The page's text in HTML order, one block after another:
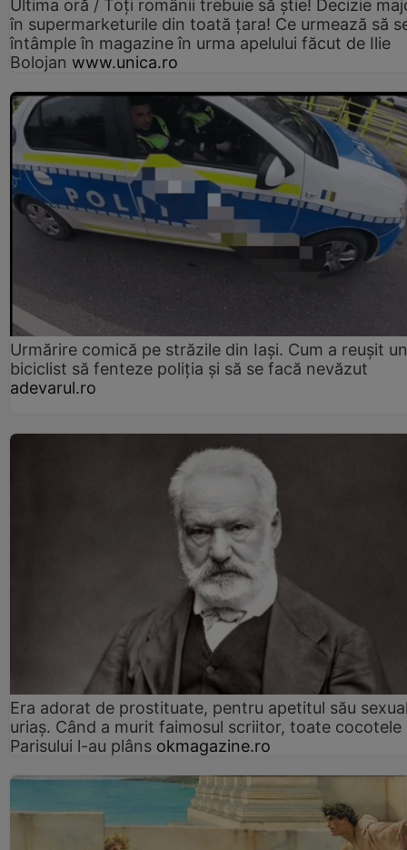
Ultima oră / Toți românii trebuie să știe! Decizie
în supermarketurile din toată țara! Ce urmează să
întâmple în magazine în urma apelului făcut de Ilie
Bolojan www.unica.ro
Urmărire comică pe străzile din Iași. Cum a reușit un
biciclist să fenteze poliția și să se facă nevăzut
adevarul.ro
Era adorat de prostituate, pentru apetitul său
uriaș. Când a murit faimosul scriitor, toate cocotele
Parisului l-au plâns okmagazine.ro